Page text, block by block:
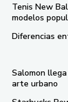
Tenis New
modelos
Diferencias
Salomon
arte urbano